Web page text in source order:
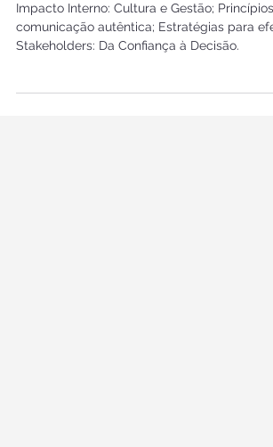
Impacto Interno: Cultura e Gestão;
comunicação autêntica; Estratégias para
Stakeholders: Da Confiança à Decisão.